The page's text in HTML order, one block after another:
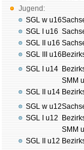
Jugend:
SGL w u16
SGL I u16
SGL II u16
SGL III u16
SGL I u14
SGL II u14
SGL w u12
SGL I u12
SGL II u12
SMM
SMM